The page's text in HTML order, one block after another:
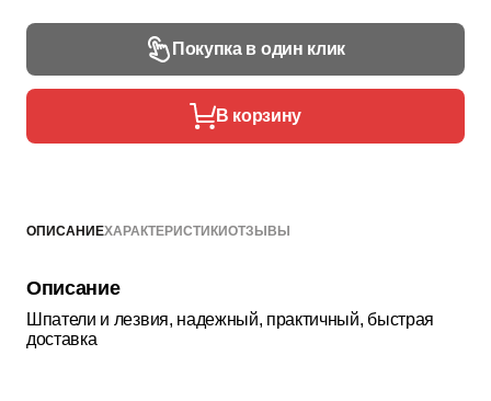
Покупка в один клик
В корзину
ОПИСАНИЕХАРАКТЕРИСТИКИОТЗЫВЫ
Описание
Шпатели и лезвия, надежный, практичный, быстрая
доставка